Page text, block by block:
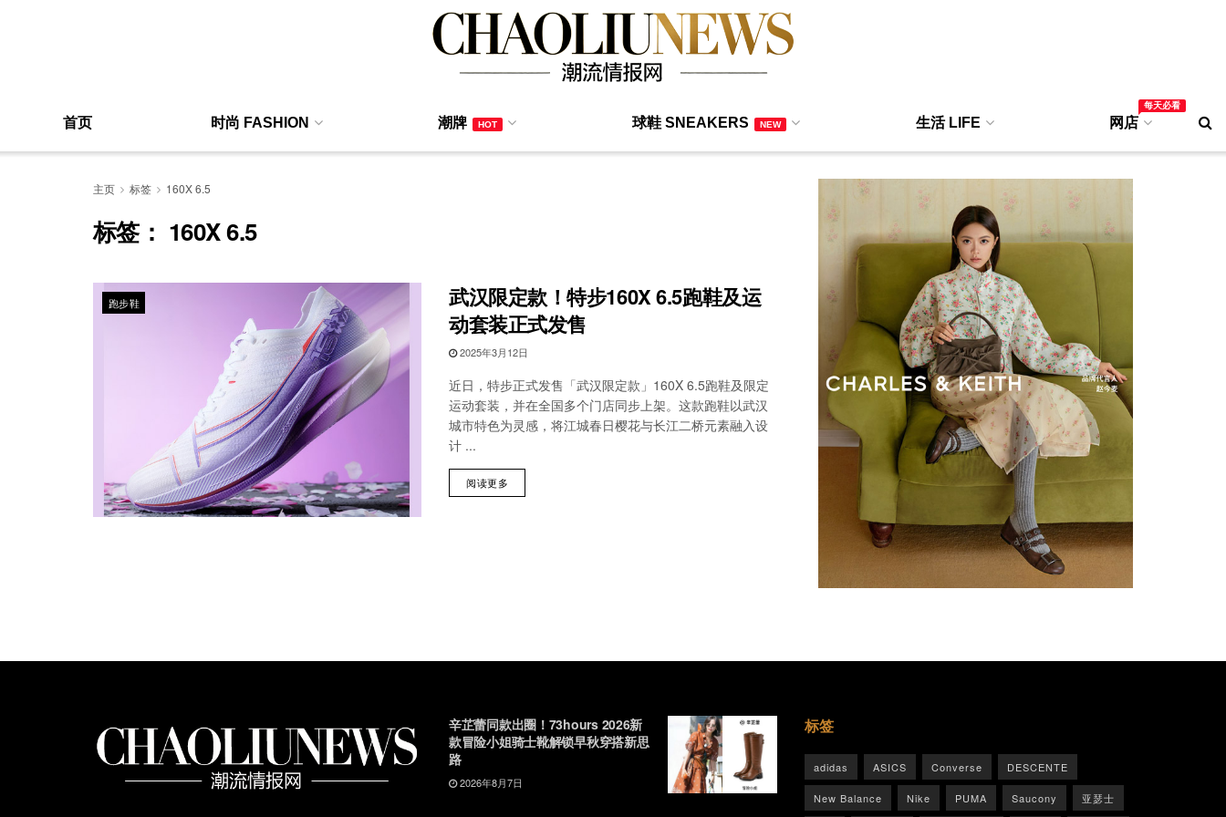
首页 时尚 FASHION 潮牌 HOT 球鞋 SNEAKERS NEW 生活 LIFE 网店
每天必看
主页 标签 160X 6.5
标签： 160X 6.5
跑步鞋
武汉限定款！特步160X 6.5跑鞋及运
动套装正式发售
2025年3月12日
近日，特步正式发售「武汉限定款」160X 6.5跑鞋及限定
运动套装，并在全国多个门店同步上架。这款跑鞋以武汉
城市特色为灵感，将江城春日樱花与长江二桥元素融入设
计 ...
阅读更多
辛芷蕾同款出圈！73hours 2026新
款冒险小姐骑士靴解锁早秋穿搭新思
路
2026年8月7日
标签
adidas ASICS Converse DESCENTE
New Balance Nike PUMA Saucony 亚瑟士